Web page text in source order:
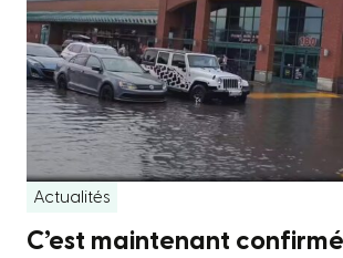
Actualités
C’est maintenant